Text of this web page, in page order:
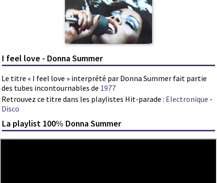
I feel love - Donna Summer
Le titre « I feel love » interprété par Donna Summer fait partie
des tubes incontournables de 1977
Retrouvez ce titre dans les playlistes Hit-parade : Electronique -
Disco
La playlist 100% Donna Summer